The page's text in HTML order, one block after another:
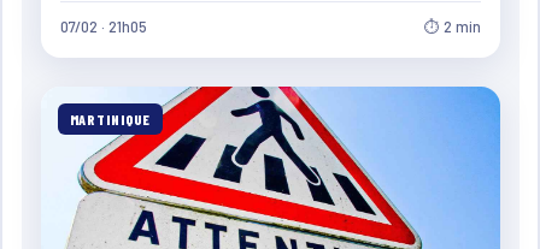
07/02 · 21h05 ⏱ 2 min
MARTINIQUE